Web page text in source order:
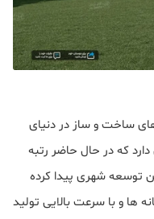
ساخت و ساز در دنیای
که در حال حاضر رتبه
توسعه شهری پیدا کرده‌
ها و با سرعت بالایی تولید